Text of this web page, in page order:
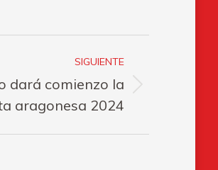
SIGUIENTE
dará comienzo la
aragonesa 2024